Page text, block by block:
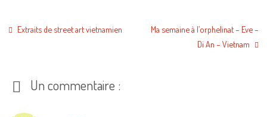
Extraits de street art vietnamien
Ma semaine à l’orphelinat – Eve –
Di An – Vietnam
Un commentaire :